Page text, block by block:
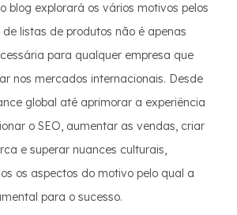
blog explorará os vários motivos pelos
listas de produtos não é apenas
para qualquer empresa que
nos mercados internacionais. Desde
global até aprimorar a experiência
o SEO, aumentar as vendas, criar
e superar nuances culturais,
os aspectos do motivo pelo qual a
para o sucesso.